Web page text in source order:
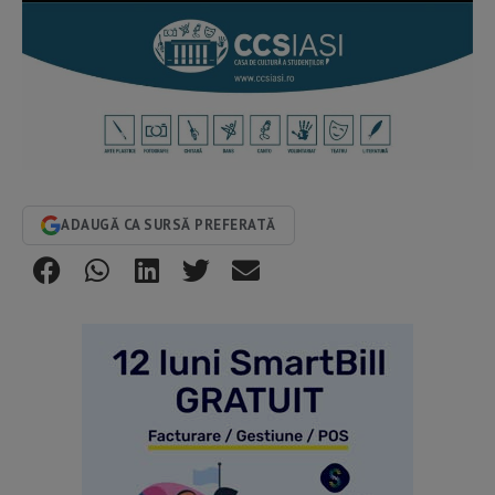
ADAUGĂ CA SURSĂ PREFERATĂ